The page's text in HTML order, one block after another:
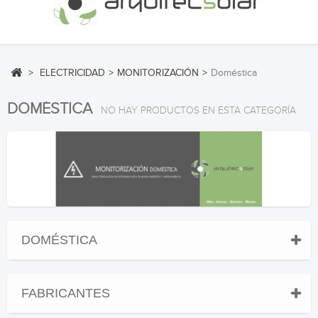
> ELECTRICIDAD > MONITORIZACIÓN > Doméstica
DOMÉSTICA NO HAY PRODUCTOS EN ESTA CATEGORÍA
DOMÉSTICA
FABRICANTES